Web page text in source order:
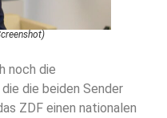
noch die
die beiden Sender
ZDF einen nationalen